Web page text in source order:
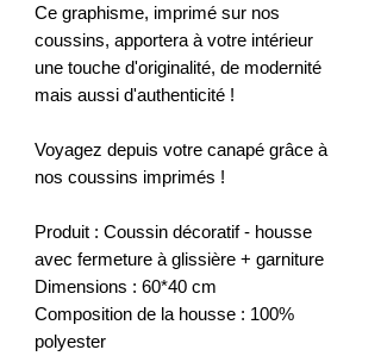
Ce graphisme, imprimé sur nos
coussins, apportera à votre intérieur
une touche d'originalité, de modernité
mais aussi d'authenticité !
Voyagez depuis votre canapé grâce à
nos coussins imprimés !
Produit : Coussin décoratif - housse
avec fermeture à glissière + garniture
Dimensions : 60*40 cm
Composition de la housse : 100%
polyester